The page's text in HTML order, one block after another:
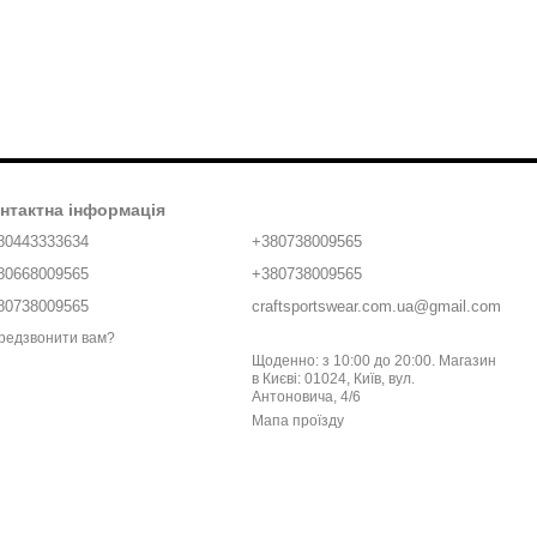
інформація
вам?
+380738009565
+380738009565
craftsportswear.com.ua@gmail.com
Щоденно: з 10:00 до 20:00. Магазин
в Києві: 01024, Київ, вул.
Антоновича, 4/6
Мапа проїзду